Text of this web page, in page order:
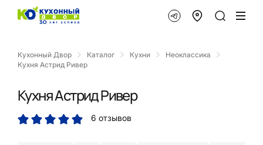
Кухонный Двор Каталог Кухни
Неоклассика
Кухня Астрид Ривер
Кухня Астрид Ривер
6 отзывов